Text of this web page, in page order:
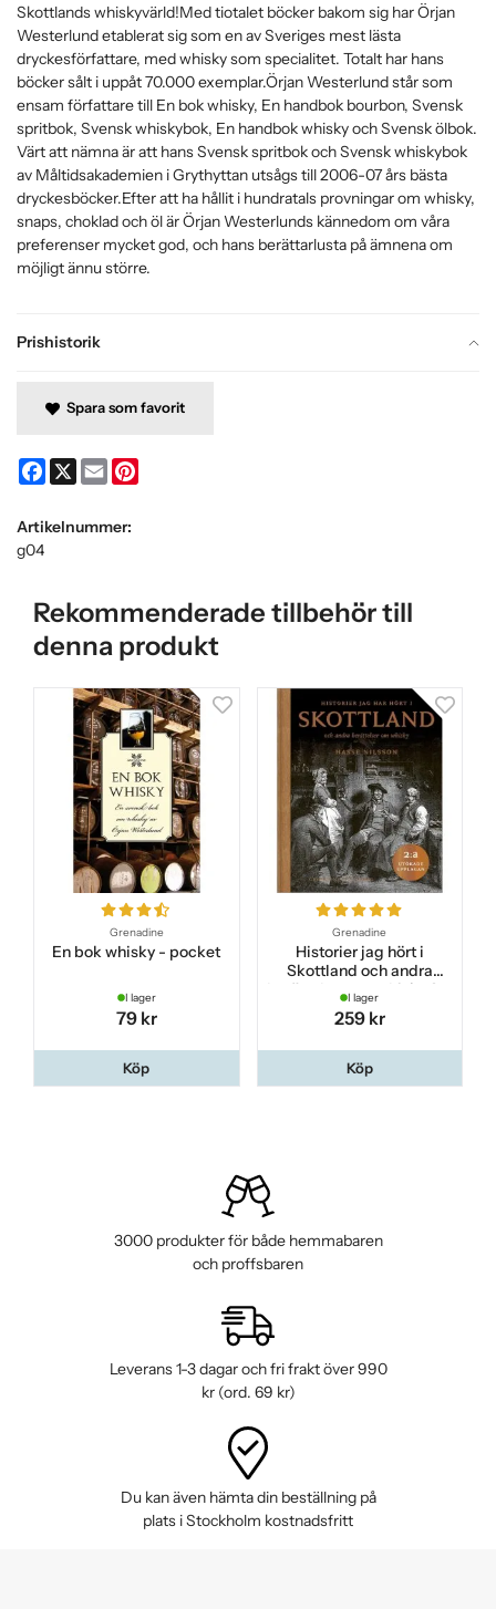
Prishistorik
Skottlands whiskyvärld!Med tiotalet böcker bakom sig har Örjan
Westerlund etablerat sig som en av Sveriges mest lästa
dryckesförfattare, med whisky som specialitet. Totalt har hans
böcker sålt i uppåt 70.000 exemplar.Örjan Westerlund står som
ensam författare till En bok whisky, En handbok bourbon, Svensk
spritbok, Svensk whiskybok, En handbok whisky och Svensk ölbok.
Värt att nämna är att hans Svensk spritbok och Svensk whiskybok
av Måltidsakademien i Grythyttan utsågs till 2006-07 års bästa
dryckesböcker.Efter att ha hållit i hundratals provningar om whisky,
snaps, choklad och öl är Örjan Westerlunds kännedom om våra
preferenser mycket god, och hans berättarlusta på ämnena om
möjligt ännu större.
Spara som favorit
Facebook
X Email
Artikelnummer:
g04
Rekommenderade tillbehör till
denna produkt
Grenadine
En bok whisky - pocket
I lager
79 kr
Köp
Grenadine
Historier jag hört i
Skottland och andra
berättelser om whisky 2:a
utökade upplagan
I lager
259 kr
Köp
3000 produkter för både hemmabaren
och proffsbaren
Leverans 1-3 dagar och fri frakt över 990
kr (ord. 69 kr)
Du kan även hämta din beställning på
plats i Stockholm kostnadsfritt